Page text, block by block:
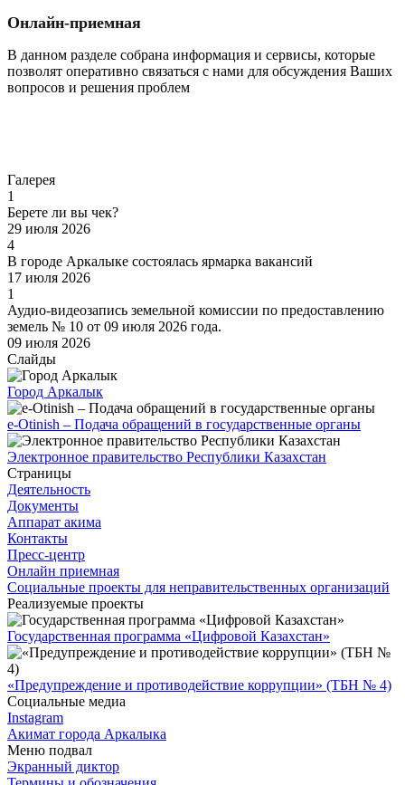
Онлайн-приемная
В данном разделе собрана информация и сервисы, которые
позволят оперативно связаться с нами для обсуждения Ваших
вопросов и решения проблем
Галерея
1
Берете ли вы чек?
29 июля 2026
4
В городе Аркалыке состоялась ярмарка вакансий
17 июля 2026
1
Аудио-видеозапись земельной комиссии по предоставлению
земель № 10 от 09 июля 2026 года.
09 июля 2026
Слайды
Город Аркалык
e-Otinish – Подача обращений в государственные органы
Электронное правительство Республики Казахстан
Страницы
Деятельность
Документы
Аппарат акима
Контакты
Пресс-центр
Онлайн приемная
Социальные проекты для неправительственных организаций
Реализуемые проекты
Государственная программа «Цифровой Казахстан»
«Предупреждение и противодействие коррупции» (ТБН № 4)
Социальные медиа
Instagram
Акимат города Аркалыка
Меню подвал
Экранный диктор